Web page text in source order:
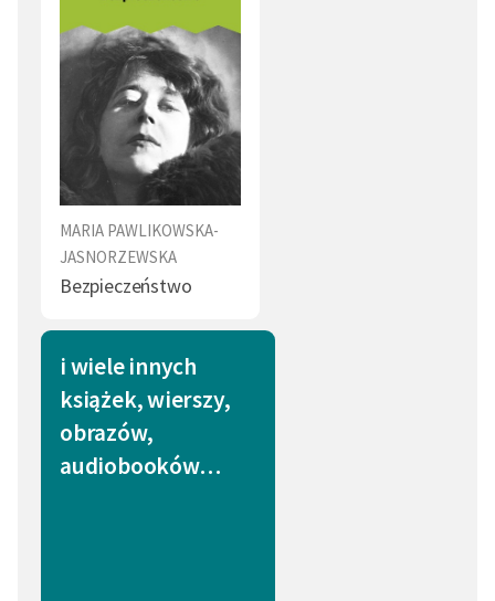
MARIA PAWLIKOWSKA-
JASNORZEWSKA
Bezpieczeństwo
i wiele innych
książek, wierszy,
obrazów,
audiobooków…